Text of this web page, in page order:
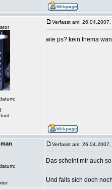
Verfasst am:
wie ps? kein thema
Verfasst am:
Das scheint mir auch
Und falls sich doch